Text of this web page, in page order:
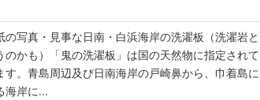
の写真・見事な日南・白浜海岸の洗濯板（洗濯岩と
のかも）「鬼の洗濯板」は国の天然物に指定されて
す。青島周辺及び日南海岸の戸崎鼻から、巾着島に
海岸に...